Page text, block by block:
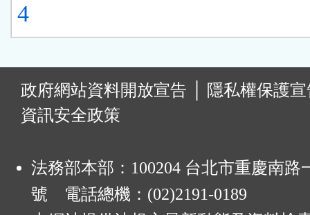
4
政府網站資料開放宣告
隱私權保護
資訊安全政策
法務部本部：100204 台北市重慶南路
號 電話總機：(02)2191-0189